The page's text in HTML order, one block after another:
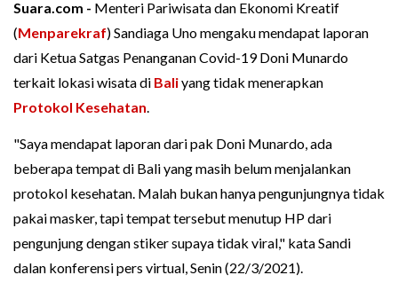
Suara.com - Menteri Pariwisata dan Ekonomi Kreatif
(Menparekraf) Sandiaga Uno mengaku mendapat laporan
dari Ketua Satgas Penanganan Covid-19 Doni Munardo
terkait lokasi wisata di Baliyang tidak menerapkan
Protokol Kesehatan.
"Saya mendapat laporan dari pak Doni Munardo, ada
beberapa tempat di Bali yang masih belum menjalankan
protokol kesehatan. Malah bukan hanya pengunjungnya tidak
pakai masker, tapi tempat tersebut menutup HP dari
pengunjung dengan stiker supaya tidak viral," kata Sandi
dalan konferensi pers virtual, Senin (22/3/2021).